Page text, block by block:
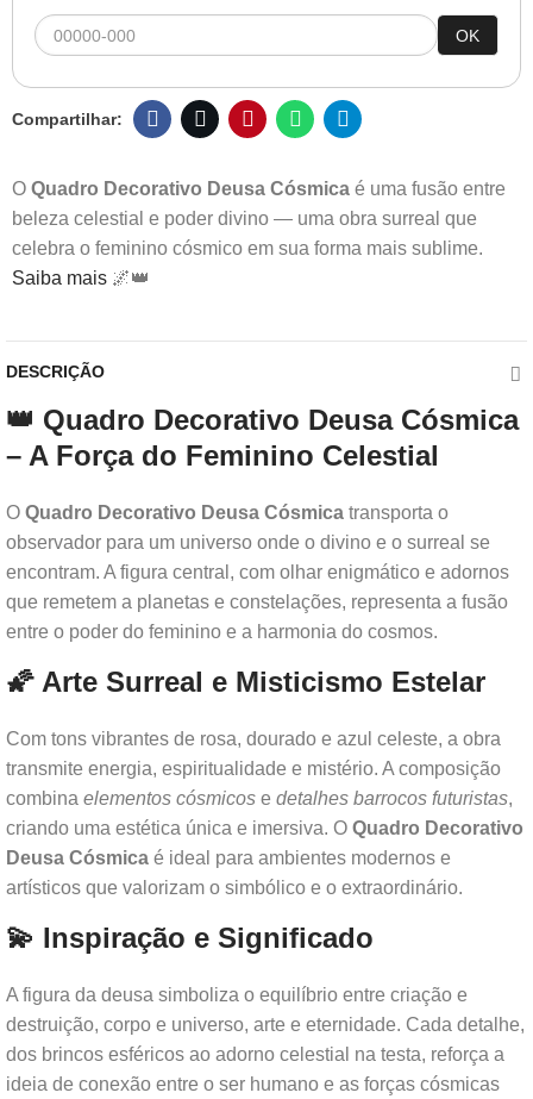
OK
O Quadro Decorativo Deusa Cósmica é uma fusão entre
beleza celestial e poder divino — uma obra surreal que
celebra o feminino cósmico em sua forma mais sublime.
Saiba mais 🌌👑
DESCRIÇÃO
👑 Quadro Decorativo Deusa Cósmica
– A Força do Feminino Celestial
O Quadro Decorativo Deusa Cósmica transporta o
observador para um universo onde o divino e o surreal se
encontram. A figura central, com olhar enigmático e adornos
que remetem a planetas e constelações, representa a fusão
entre o poder do feminino e a harmonia do cosmos.
🌠 Arte Surreal e Misticismo Estelar
Com tons vibrantes de rosa, dourado e azul celeste, a obra
transmite energia, espiritualidade e mistério. A composição
combina elementos cósmicos e detalhes barrocos futuristas,
criando uma estética única e imersiva. O Quadro Decorativo
Deusa Cósmica é ideal para ambientes modernos e
artísticos que valorizam o simbólico e o extraordinário.
💫 Inspiração e Significado
A figura da deusa simboliza o equilíbrio entre criação e
destruição, corpo e universo, arte e eternidade. Cada detalhe,
dos brincos esféricos ao adorno celestial na testa, reforça a
ideia de conexão entre o ser humano e as forças cósmicas